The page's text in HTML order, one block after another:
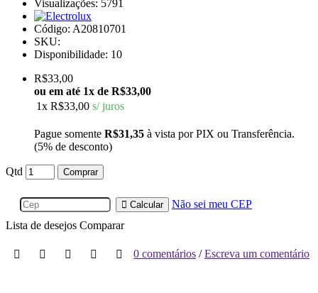
Visualizações: 5791
Código: A20810701
SKU:
Disponibilidade: 10
R$33,00
ou em até 1x de R$33,00
1x R$33,00 s/ juros
Pague somente R$31,35 à vista por PIX ou Transferência.
(5% de desconto)
Qtd Comprar
Calcular
Não sei meu CEP
Lista de desejos Comparar
0 comentários /Escreva um comentário